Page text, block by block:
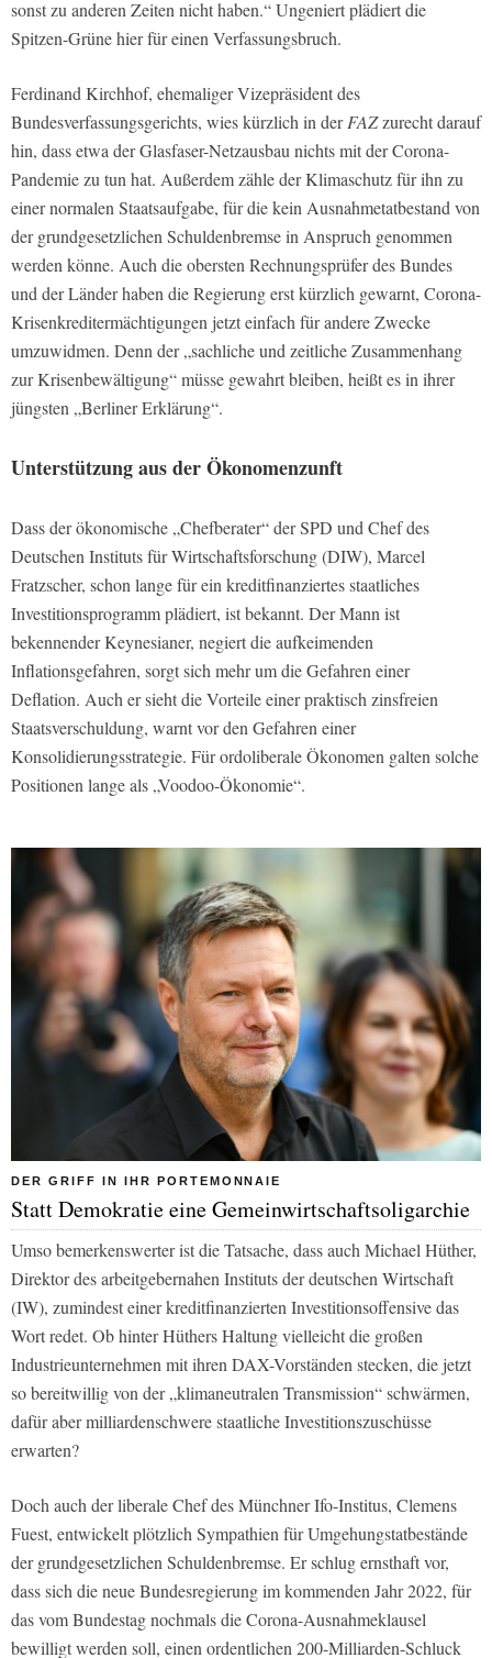
sonst zu anderen Zeiten nicht haben.“ Ungeniert plädiert die
Spitzen-Grüne hier für einen Verfassungsbruch.
Ferdinand Kirchhof, ehemaliger Vizepräsident des
Bundesverfassungsgerichts, wies kürzlich in derFAZzurecht darauf
hin, dass etwa der Glasfaser-Netzausbau nichts mit der Corona-
Pandemie zu tun hat. Außerdem zähle der Klimaschutz für ihn zu
einer normalen Staatsaufgabe, für die kein Ausnahmetatbestand von
der grundgesetzlichen Schuldenbremse in Anspruch genommen
werden könne. Auch die obersten Rechnungsprüfer des Bundes
und der Länder haben die Regierung erst kürzlich gewarnt, Corona-
Krisenkreditermächtigungen jetzt einfach für andere Zwecke
umzuwidmen. Denn der „sachliche und zeitliche Zusammenhang
zur Krisenbewältigung“ müsse gewahrt bleiben, heißt es in ihrer
jüngsten „Berliner Erklärung“.
Unterstützung aus der Ökonomenzunft
Dass der ökonomische „Chefberater“ der SPD und Chef des
Deutschen Instituts für Wirtschaftsforschung (DIW), Marcel
Fratzscher, schon lange für ein kreditfinanziertes staatliches
Investitionsprogramm plädiert, ist bekannt. Der Mann ist
bekennender Keynesianer, negiert die aufkeimenden
Inflationsgefahren, sorgt sich mehr um die Gefahren einer
Deflation. Auch er sieht die Vorteile einer praktisch zinsfreien
Staatsverschuldung, warnt vor den Gefahren einer
Konsolidierungsstrategie. Für ordoliberale Ökonomen galten solche
Positionen lange als „Voodoo-Ökonomie“.
DER GRIFF IN IHR PORTEMONNAIE
Statt Demokratie eine Gemeinwirtschaftsoligarchie
Umso bemerkenswerter ist die Tatsache, dass auch Michael Hüther,
Direktor des arbeitgebernahen Instituts der deutschen Wirtschaft
(IW), zumindest einer kreditfinanzierten Investitionsoffensive das
Wort redet. Ob hinter Hüthers Haltung vielleicht die großen
Industrieunternehmen mit ihren DAX-Vorständen stecken, die jetzt
so bereitwillig von der „klimaneutralen Transmission“ schwärmen,
dafür aber milliardenschwere staatliche Investitionszuschüsse
erwarten?
Doch auch der liberale Chef des Münchner Ifo-Institus, Clemens
Fuest, entwickelt plötzlich Sympathien für Umgehungstatbestände
der grundgesetzlichen Schuldenbremse. Er schlug ernsthaft vor,
dass sich die neue Bundesregierung im kommenden Jahr 2022, für
das vom Bundestag nochmals die Corona-Ausnahmeklausel
bewilligt werden soll, einen ordentlichen 200-Milliarden-Schluck